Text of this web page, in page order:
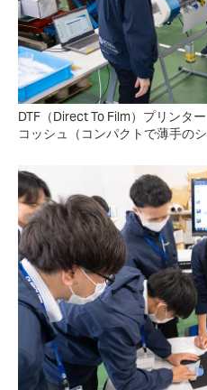
DTF（Direct To Film）プリンタ
コッシュ（コンパクトで薄手の